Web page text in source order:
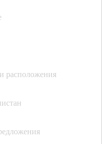
расположения